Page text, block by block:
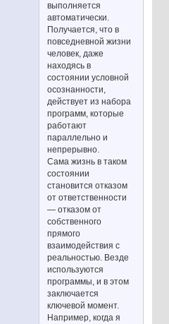
выполняется
автоматически.
Получается, что в
повседневной жизни
человек, даже
находясь в
состоянии условной
осознанности,
действует из набора
программ, которые
работают
параллельно и
непрерывно.
Сама жизнь в таком
состоянии
становится отказом
от ответственности
— отказом от
собственного
прямого
взаимодействия с
реальностью. Везде
используются
программы, и в этом
заключается
ключевой момент.
Например, когда я